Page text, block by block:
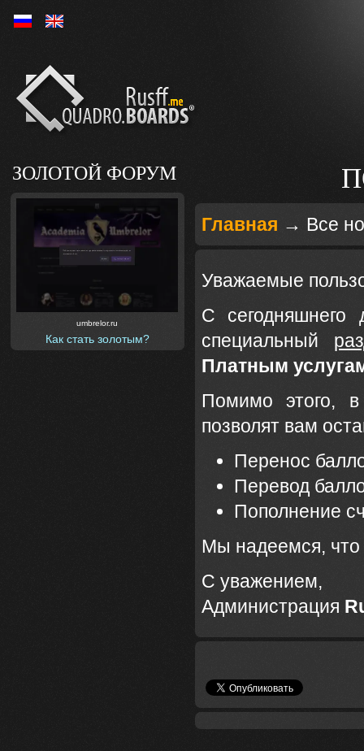
Ру En
ЗОЛОТОЙ ФОРУМ
umbrelor.ru
Как стать золотым?
Главная → Все
Уважаемые
С
специальный
Платным
Помимо этого,
позволят вам
Перенос
Перевод
Пополнение
Мы надеемся, что
С уважением,
Администрация